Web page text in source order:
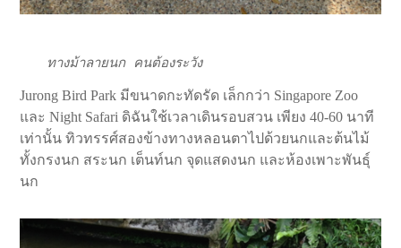
ทางม้าลายนก คนต้องระวัง
Jurong Bird Park มีขนาดกะทัดรัด เล็กกว่า Singapore Zoo
และ Night Safari ดิฉันใช้เวลาเดินรอบสวน เพียง 40-60 นาที
เท่านั้น ทิวทรรศ์สองข้างทางหลอนตาไปด้วยนกและต้นไม้
ทั้งกรงนก สระนก เต็นท์นก จุดแสดงนก และห้องเพาะพันธุ์
นก